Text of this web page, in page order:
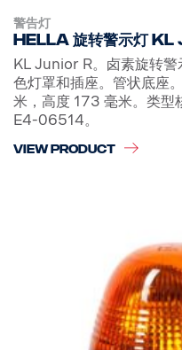
警告灯
Hella 旋转警示灯 KL
KL Junior R。卤素旋转
色灯罩和插座。管状底座
米，高度 173 毫米。类型
E4-06514。
VIEW PRODUCT